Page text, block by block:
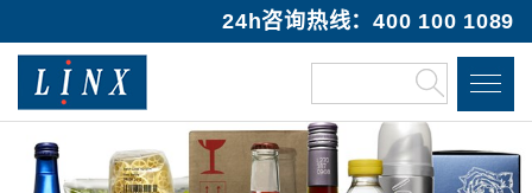
24h咨询热线：400 100 1089